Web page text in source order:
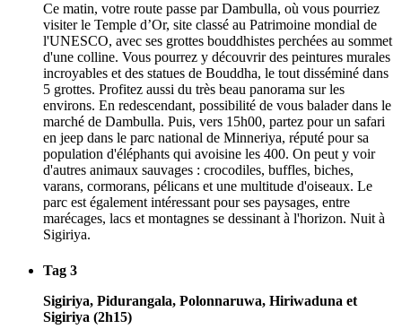
Ce matin, votre route passe par Dambulla, où vous pourriez
visiter le Temple d’Or, site classé au Patrimoine mondial de
l'UNESCO, avec ses grottes bouddhistes perchées au sommet
d'une colline. Vous pourrez y découvrir des peintures murales
incroyables et des statues de Bouddha, le tout disséminé dans
5 grottes. Profitez aussi du très beau panorama sur les
environs. En redescendant, possibilité de vous balader dans le
marché de Dambulla. Puis, vers 15h00, partez pour un safari
en jeep dans le parc national de Minneriya, réputé pour sa
population d'éléphants qui avoisine les 400. On peut y voir
d'autres animaux sauvages : crocodiles, buffles, biches,
varans, cormorans, pélicans et une multitude d'oiseaux. Le
parc est également intéressant pour ses paysages, entre
marécages, lacs et montagnes se dessinant à l'horizon. Nuit à
Sigiriya.
Tag 3
Sigiriya, Pidurangala, Polonnaruwa, Hiriwaduna et
Sigiriya (2h15)